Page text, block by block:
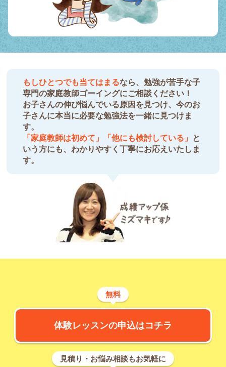
もしひとつでも当てはまるなら、勉強が苦手な子
専門の家庭教師ゴーイングにご相談ください！
お子さんの伸び悩んでいる原因を見つけ、今のお
子さんに本当に必要な勉強法を一緒に見つけま
す。
「家庭教師は初めて」「他にも検討している」 と
いう方にも、わかりやすく丁寧にお応えいたしま
す。
無料
体験レッスンの申込はコチラ
見積り・お悩み相談もお気軽に